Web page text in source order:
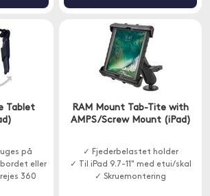
Tablet
på
eller
360
RAM Mount Tab-Tite with
AMPS/Screw Mount (iPad)
✓ Fjederbelastet holder
✓ Til iPad 9.7-11" med etui/skal
✓ Skruemontering